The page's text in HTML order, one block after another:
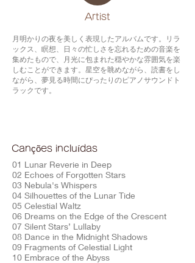
​Artist
月明かりの夜を美しく表現したアルバムです。リラ
ックス、瞑想、日々の忙しさを忘れるための音楽を
集めたもので、月光に包まれた穏やかな雰囲気を楽
しむことができます。星空を眺めながら、読書をし
ながら、夢見る時間にぴったりのピアノサウンドト
ラックです。
Canções incluídas
01 Lunar Reverie in Deep
02 Echoes of Forgotten Stars
03 Nebula's Whispers
04 Silhouettes of the Lunar Tide
05 Celestial Waltz
06 Dreams on the Edge of the Crescent
07 Silent Stars’ Lullaby
08 Dance in the Midnight Shadows
09 Fragments of Celestial Light
10 Embrace of the Abyss